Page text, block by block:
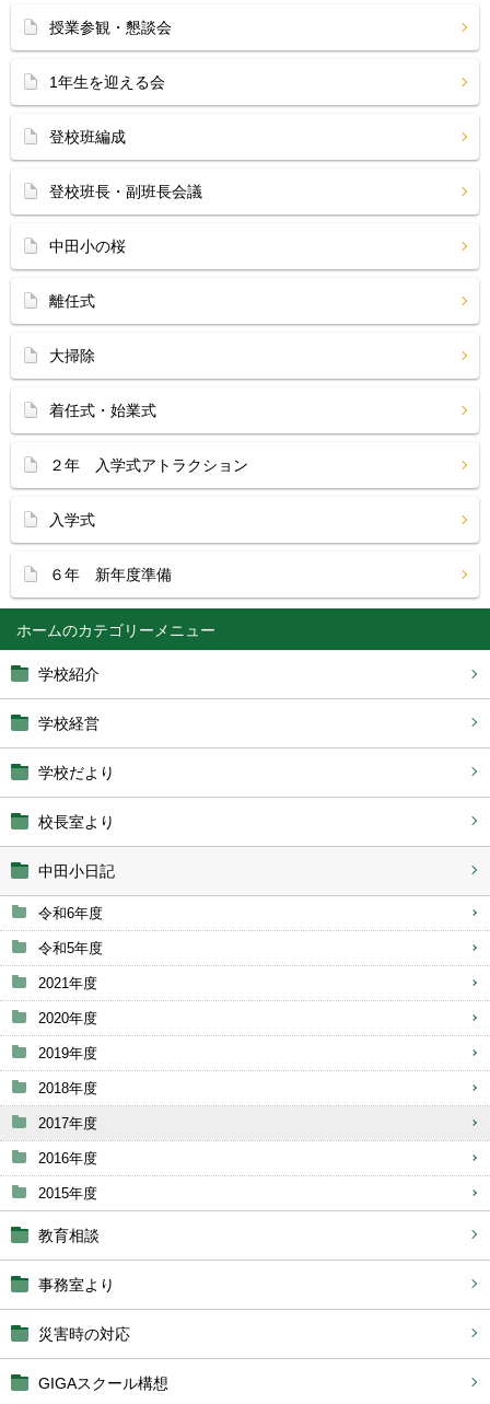
ホーム
学校紹介
学校経営
学校だより
校長室より
中田小日記
令和6年度
令和5年度
2021年度
2020年度
2019年度
2018年度
2017年度
2016年度
2015年度
教育相談
事務室より
災害時の対応
GIGAスクール構想
授業参観・懇談会
1年生を迎える会
登校班編成
登校班長・副班長会議
中田小の桜
離任式
大掃除
着任式・始業式
２年 入学式アトラクション
入学式
６年 新年度準備